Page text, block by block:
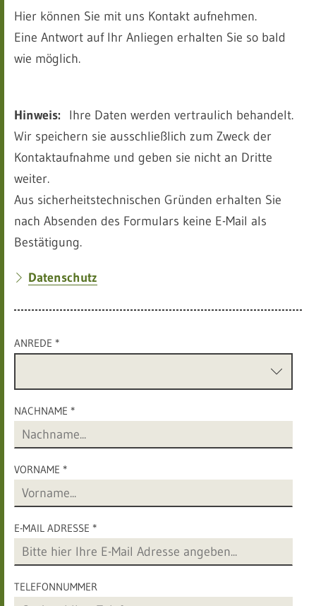
Hier können Sie mit uns Kontakt aufnehmen.
Eine Antwort auf Ihr Anliegen erhalten Sie so bald
wie möglich.
Hinweis: Ihre Daten werden vertraulich behandelt.
Wir speichern sie ausschließlich zum Zweck der
Kontaktaufnahme und geben sie nicht an Dritte
weiter.
Aus sicherheitstechnischen Gründen erhalten Sie
nach Absenden des Formulars keine E-Mail als
Bestätigung.
Datenschutz
ANREDE *
NACHNAME *
VORNAME *
E-MAIL ADRESSE *
TELEFONNUMMER